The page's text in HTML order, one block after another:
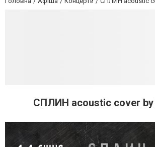
СПЛИН acoustic cover by